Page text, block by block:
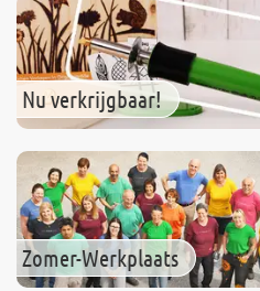
Nu verkrijgbaar!
Zomer-Werkplaats